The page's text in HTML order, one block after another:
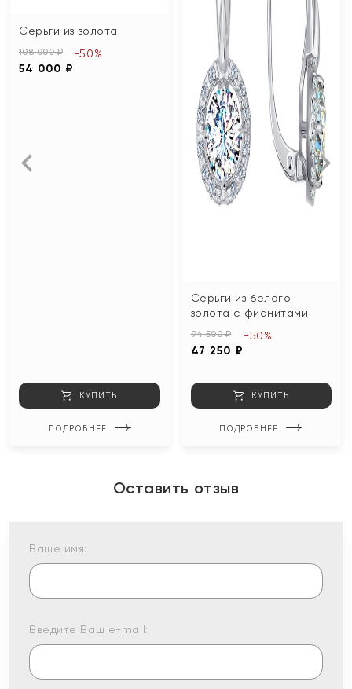
Серьги из золота
108 000 ₽
54 000 ₽
-50%
КУПИТЬ
ПОДРОБНЕЕ
Серьги из белого
золота с фианитами
94 500 ₽
47 250 ₽
-50%
КУПИТЬ
ПОДРОБНЕЕ
Оставить отзыв
Ваше имя:
Введите Ваш e-mail: